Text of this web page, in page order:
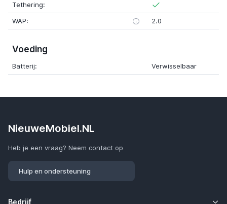
Tethering:
WAP:
2.0
Voeding
Batterij: Verwisselbaar
NieuweMobiel.NL
Heb je een vraag? Neem contact op
Hulp en ondersteuning
Bedrijf